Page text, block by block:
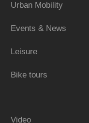
Urban Mobility
Events & News
Leisure
Bike tours
Video